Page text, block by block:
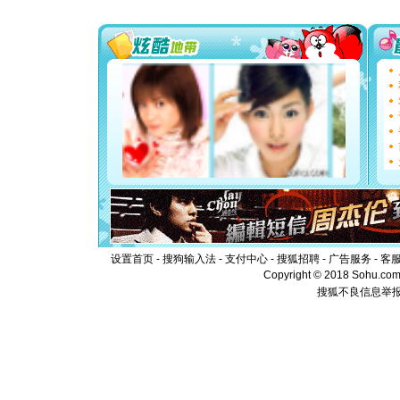
你是我专
[元旦]如
起；二
离。水
[元旦]
当
泣，这
卖了。
[春节]
风
颜！冬
道一声
[春节]传
片叶子是
送你一棵
设置首页 - 搜狗输入法 - 支付中心 - 搜狐招聘 - 广告服务 - 客
Copyright © 2018
搜狐不良信息举